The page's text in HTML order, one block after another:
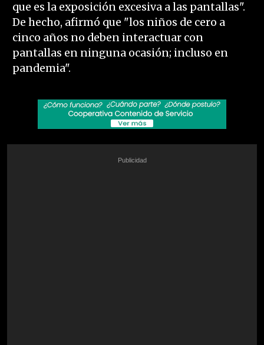
que es la exposición excesiva a las pantallas".
De hecho, afirmó que "los niños de cero a
cinco años no deben interactuar con
pantallas en ninguna ocasión; incluso en
pandemia".